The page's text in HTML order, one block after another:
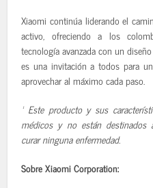
Xiaomi continúa liderando el
activo, ofreciendo a los
tecnología avanzada con un
es una invitación a todos para
aprovechar al máximo cada paso.
¹ Este producto y sus
médicos y no están destinados
curar ninguna enfermedad.
Sobre Xiaomi Corporation: